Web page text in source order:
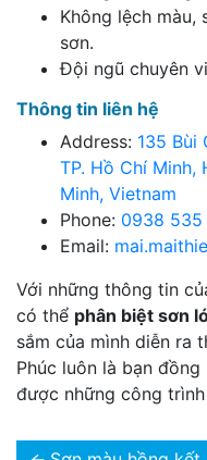
Không lệch màu,
sơn.
Đội ngũ chuyên
Thông tin liên hệ
Address: 135 Bùi
TP. Hồ Chí Minh,
Minh, Vietnam
Phone: 0938 535
Email:
Với những thông tin
có thể phân biệt sơn
sắm của mình diễn ra
Phúc luôn là bạn
được những công